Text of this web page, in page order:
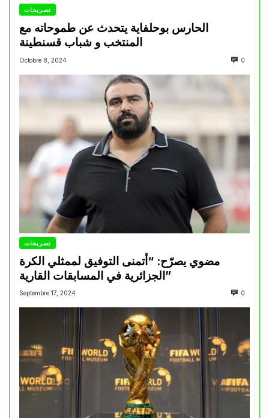
تصريحات
الحارس بوحلفاية يتحدث عن طموحاته مع
المنتخب و شباب قسنطينة
Octobre 8, 2024 0
تصريحات
مضوي يصرّح: “أتمنى التوفيق لممثلي الكرة
الجزائرية في المسابقات القارية”
Septembre 17, 2024 0